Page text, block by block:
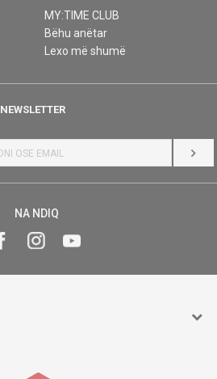
MY:TIME CLUB
Bëhu anëtar
Lexo më shumë
NEWSLETTER
HYR
NA NDIQ